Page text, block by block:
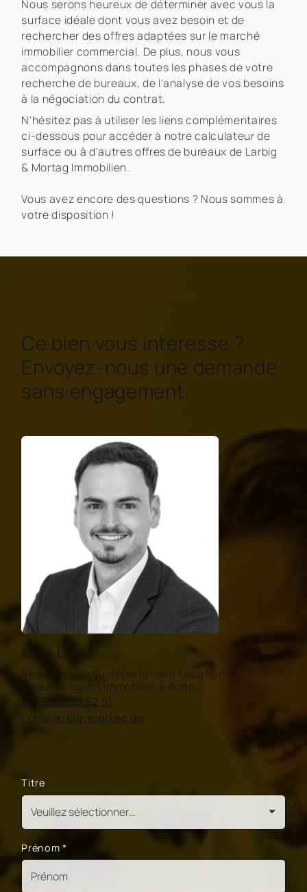
Nous serons heureux de déterminer avec vous la
surface idéale dont vous avez besoin et de
rechercher des offres adaptées sur le marché
immobilier commercial. De plus, nous vous
accompagnons dans toutes les phases de votre
recherche de bureaux, de l'analyse de vos besoins
à la négociation du contrat.
N'hésitez pas à utiliser les liens complémentaires
ci-dessous pour accéder à notre calculateur de
surface ou à d'autres offres de bureaux de Larbig
& Mortag Immobilien.
Vous avez encore des questions ? Nous sommes à
votre disposition !
Ce bien vous intéresse ?
Envoyez-nous une demande
sans engagement.
Mike Lion
Responsable du département Location de
bureaux, agent immobilier à Bonn
0228 90 90 52 51
lion@larbig-mortag.de
Titre
Prénom *